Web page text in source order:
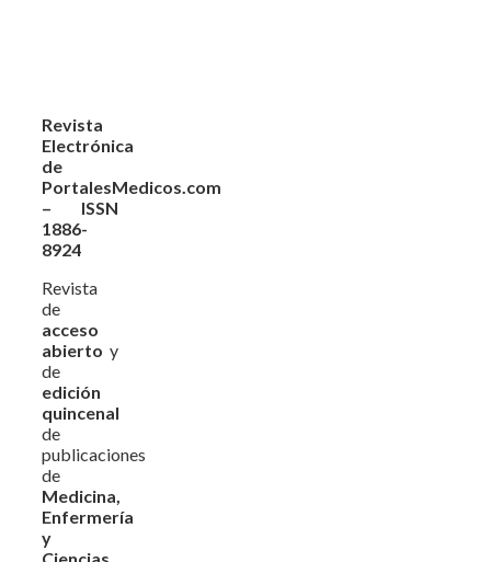
Revista
Electrónica
de
PortalesMedicos.com
– ISSN
1886-
8924
Revista
de
acceso
abierto y
de
edición
quincenal
de
publicaciones
de
Medicina,
Enfermería
y
Ciencias